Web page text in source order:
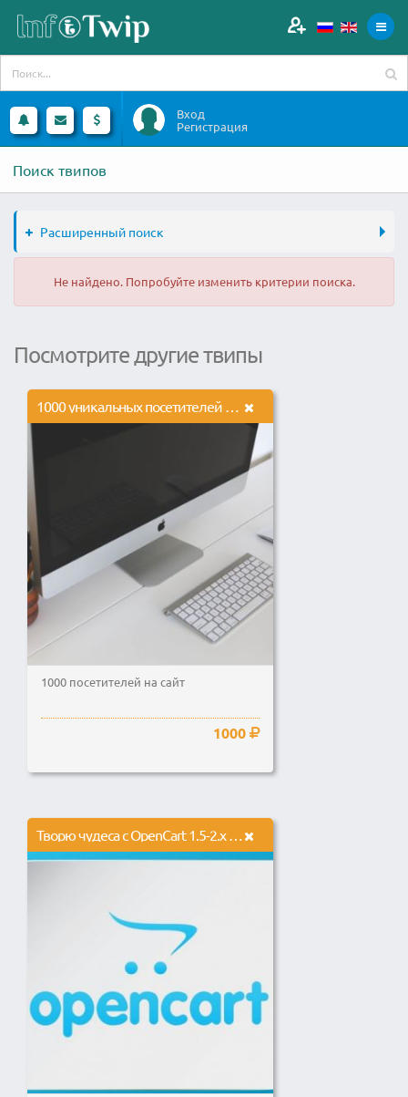
Вход
Регистрация
Поиск твипов
Расширенный поиск
Не найдено. Попробуйте изменить критерии поиска.
Посмотрите другие твипы
1000 уникальных посетителей на ваш сайт
1000 посетителей на сайт
1000
Творю чудеса с OpenCart 1.5-2.x и ocStore 1.5-2.x